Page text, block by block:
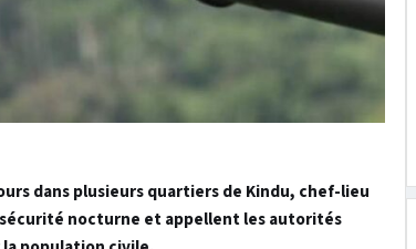
dans plusieurs quartiers de Kindu, chef-lieu
nocturne et appellent les autorités